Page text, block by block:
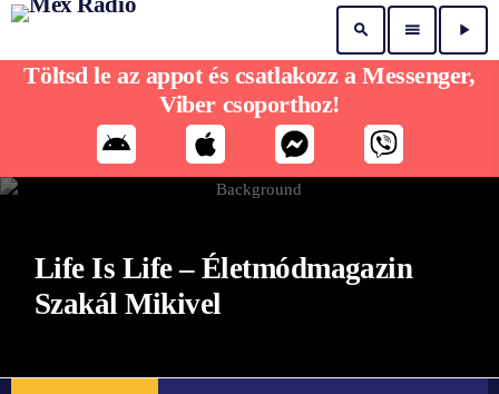
search menu play_arrow
Life Is Life – Életmódmagazin
Szakál Mikivel
Töltsd le az appot és csatlakozz a Messenger,
Viber csoporthoz!